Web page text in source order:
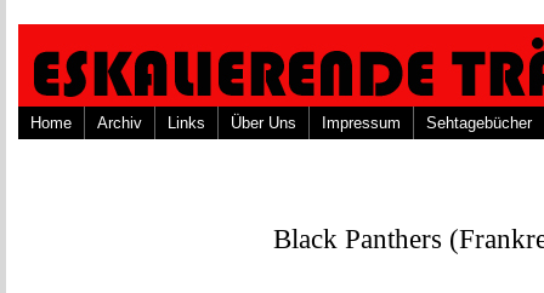
Home Archiv Links Über Uns Impressum Sehtagebücher
Black Panthers